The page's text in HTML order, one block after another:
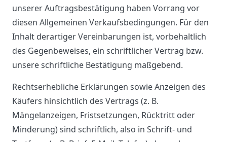
unserer Auftragsbestätigung haben Vorrang vor
diesen Allgemeinen Verkaufsbedingungen. Für den
Inhalt derartiger Vereinbarungen ist, vorbehaltlich
des Gegenbeweises, ein schriftlicher Vertrag bzw.
unsere schriftliche Bestätigung maßgebend.
Rechtserhebliche Erklärungen sowie Anzeigen des
Käufers hinsichtlich des Vertrags (z. B.
Mängelanzeigen, Fristsetzungen, Rücktritt oder
Minderung) sind schriftlich, also in Schrift- und